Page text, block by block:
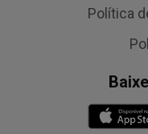
Política